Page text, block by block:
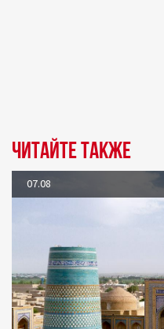
Читайте также
07.08